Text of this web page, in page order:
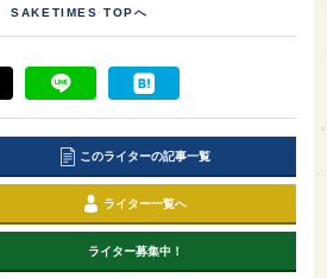
SAKETIMES TOPへ
このライターの記事一覧
ライター一覧へ
ライター募集中！